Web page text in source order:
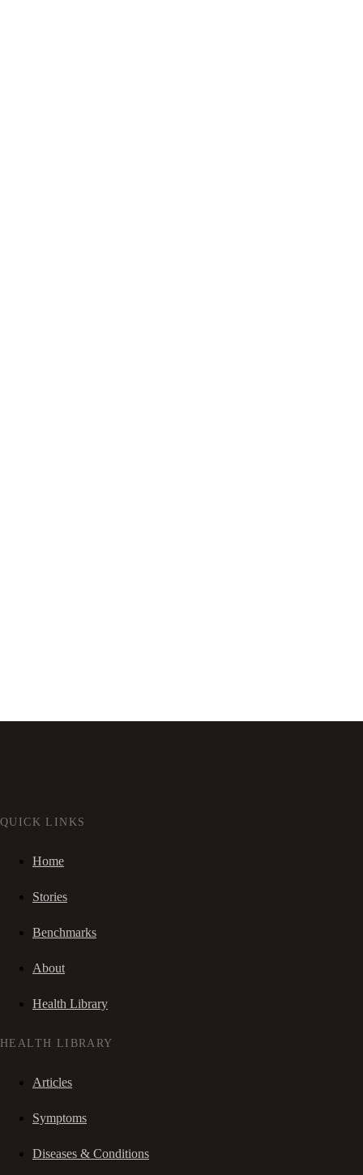
QUICK LINKS
Home
Stories
Benchmarks
About
Health Library
HEALTH LIBRARY
Articles
Symptoms
Diseases & Conditions